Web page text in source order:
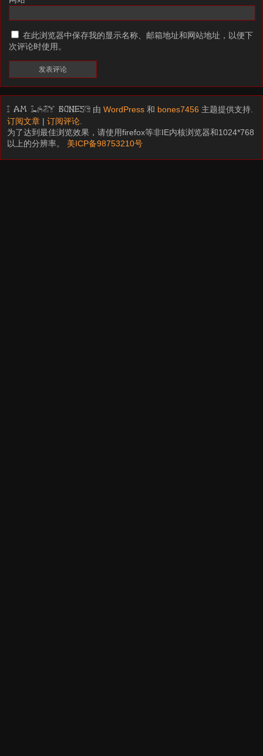
在此浏览器中保存我的显示名称、邮箱地址和网站地址，以便下
次评论时使用。
I am LAZY bones? 由WordPress 和 bones7456 主题提供支持.
订阅文章 |订阅评论
为了达到最佳浏览效果，请使用firefox等非IE内核浏览器和1024*768
以上的分辨率。 美ICP备98753210号